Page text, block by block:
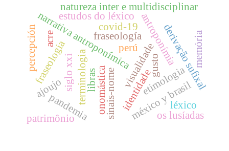
antroponímia
sinais-nome
libras visualidade
identidade
narrativa antroponímica
siglo xxi
méxico y brasil
fraseologia
natureza inter e multidisciplinar
derivação sufixal
etimologia
terminologia
percepción fraseología
gusto
estudos do léxico
pandemia
covid-19
ajoujo
léxico
memória
patrimônio
onomástica
acre
os lusíadas
perú